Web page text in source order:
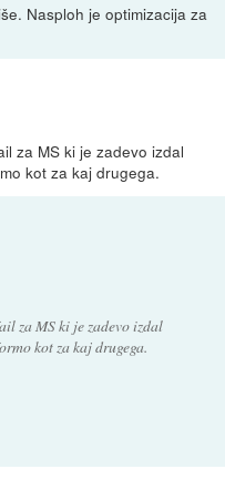
Nasploh je optimizacija za
za MS ki je zadevo izdal
kot za kaj drugega.
za MS ki je zadevo izdal
kot za kaj drugega.